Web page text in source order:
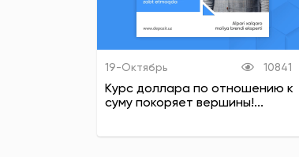
19-Октябрь 10841
Курс доллара по отношению к
суму покоряет вершины!...